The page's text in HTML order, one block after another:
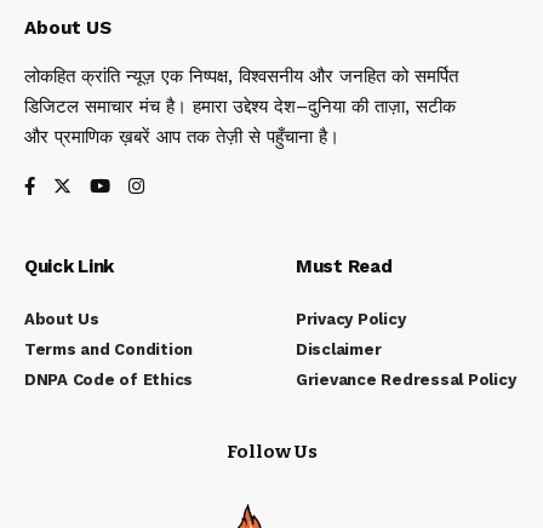
About US
लोकहित क्रांति न्यूज़ एक निष्पक्ष, विश्वसनीय और जनहित को समर्पित
डिजिटल समाचार मंच है। हमारा उद्देश्य देश–दुनिया की ताज़ा, सटीक
और प्रमाणिक ख़बरें आप तक तेज़ी से पहुँचाना है।
Quick Link
About Us
Terms and Condition
DNPA Code of Ethics
Must Read
Privacy Policy
Disclaimer
Grievance Redressal Policy
Follow Us